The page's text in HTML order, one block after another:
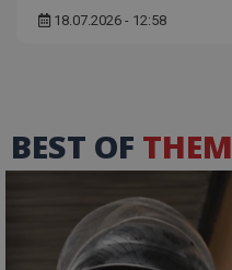
18.07.2026 - 12:58
BEST OF